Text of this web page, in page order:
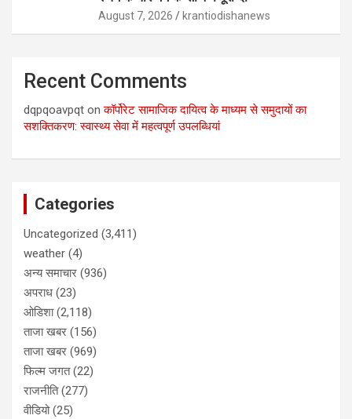
August 7, 2026 krantiodishanews
Recent Comments
dqpqoavpqt onकॉर्पोरेट सामाजिक दायित्व के माध्यम से समुदायों का
सशक्तिकरण: स्वास्थ्य सेवा में महत्वपूर्ण उपलब्धियां
Categories
Uncategorized (3,411)
weather (4)
अन्य समाचार (936)
अपराध (23)
ओडिशा(2,118)
ताजा खबर (156)
ताजा खबर (969)
फिल्म जगत(22)
राजनीति(277)
वीडियो(25)